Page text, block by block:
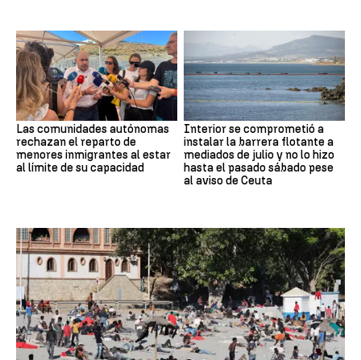
Las comunidades autónomas
rechazan el reparto de
menores inmigrantes al estar
al límite de su capacidad
Interior se comprometió a
instalar la barrera flotante a
mediados de julio y no lo hizo
hasta el pasado sábado pese
al aviso de Ceuta